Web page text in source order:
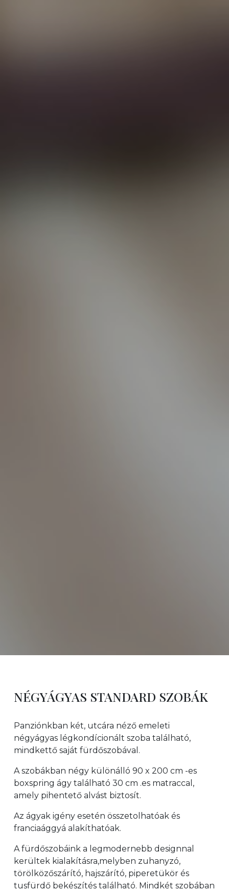
NÉGYÁGYAS STANDARD SZOBÁK
Panziónkban két, utcára néző emeleti
négyágyas légkondícionált szoba található,
mindkettő saját fürdőszobával.
A szobákban négy különálló 90 x 200 cm -es
boxspring ágy található 30 cm .es matraccal,
amely pihentető alvást biztosít.
Az ágyak igény esetén összetolhatóak és
franciaággyá alakíthatóak.
A fürdőszobáink a legmodernebb designnal
kerültek kialakításra,melyben zuhanyzó,
törölközőszárító, hajszárító, piperetükör és
tusfürdő bekészítés található. Mindkét szobában